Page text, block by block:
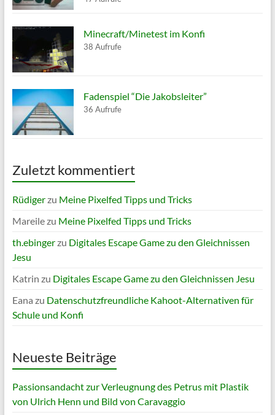
Minecraft/Minetest im Konfi
38 Aufrufe
Fadenspiel “Die Jakobsleiter”
36 Aufrufe
Zuletzt kommentiert
Rüdigerzu Meine Pixelfed Tipps und Tricks
Mareilezu Meine Pixelfed Tipps und Tricks
th.ebingerzu Digitales Escape Game zu den Gleichnissen
Jesu
Katrin zu Digitales Escape Game zu den Gleichnissen Jesu
Eana zu Datenschutzfreundliche Kahoot-Alternativen für
Schule und Konfi
Neueste Beiträge
Passionsandacht zur Verleugnung des Petrus mit Plastik
von Ulrich Henn und Bild von Caravaggio